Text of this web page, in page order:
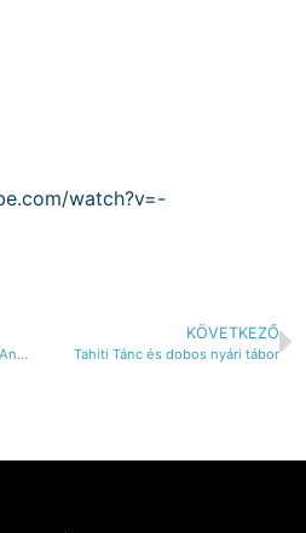
watch?v=-
Lírikus tánc (aparima) workshop Angyal Szilvivel
KÖVETKEZŐ
Tahiti Tánc és dobos nyári tábor